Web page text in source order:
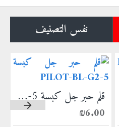
نفس التصنيف
قلم حبر جل كبسة PILOT-BL-G2-5
₪6.00